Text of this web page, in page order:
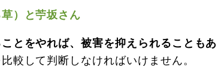
）と苧坂さん
とをやれば、被害を抑えられることもあ
較して判断しなければいけません。